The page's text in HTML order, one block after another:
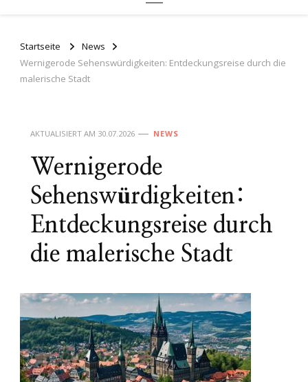
Startseite
News
Wernigerode Sehenswürdigkeiten: Entdeckungsreise durch die
malerische Stadt
AKTUALISIERT AM 30.07.2026 NEWS
Wernigerode
Sehenswürdigkeiten:
Entdeckungsreise durch
die malerische Stadt